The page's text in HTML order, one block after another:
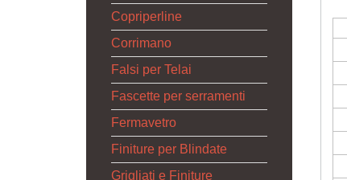
Copriperline
Corrimano
Falsi per Telai
Fascette per serramenti
Fermavetro
Finiture per Blindate
Grigliati e Finiture